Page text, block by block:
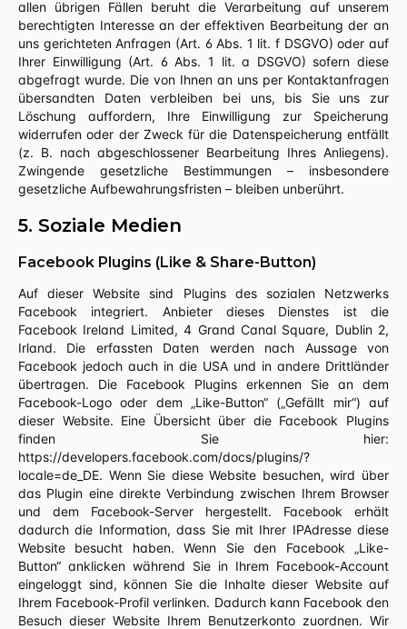
allen übrigen Fällen beruht die Verarbeitung auf unserem
berechtigten Interesse an der effektiven Bearbeitung der an
uns gerichteten Anfragen (Art. 6 Abs. 1 lit. f DSGVO) oder auf
Ihrer Einwilligung (Art. 6 Abs. 1 lit. a DSGVO) sofern diese
abgefragt wurde. Die von Ihnen an uns per Kontaktanfragen
übersandten Daten verbleiben bei uns, bis Sie uns zur
Löschung auffordern, Ihre Einwilligung zur Speicherung
widerrufen oder der Zweck für die Datenspeicherung entfällt
(z. B. nach abgeschlossener Bearbeitung Ihres Anliegens).
Zwingende gesetzliche Bestimmungen – insbesondere
gesetzliche Aufbewahrungsfristen – bleiben unberührt.
5. Soziale Medien
Facebook Plugins (Like & Share-Button)
Auf dieser Website sind Plugins des sozialen Netzwerks
Facebook integriert. Anbieter dieses Dienstes ist die
Facebook Ireland Limited, 4 Grand Canal Square, Dublin 2,
Irland. Die erfassten Daten werden nach Aussage von
Facebook jedoch auch in die USA und in andere Drittländer
übertragen. Die Facebook Plugins erkennen Sie an dem
Facebook-Logo oder dem „Like-Button“ („Gefällt mir“) auf
dieser Website. Eine Übersicht über die Facebook Plugins
finden Sie hier:
https://developers.facebook.com/docs/plugins/?
locale=de_DE. Wenn Sie diese Website besuchen, wird über
das Plugin eine direkte Verbindung zwischen Ihrem Browser
und dem Facebook-Server hergestellt. Facebook erhält
dadurch die Information, dass Sie mit Ihrer IPAdresse diese
Website besucht haben. Wenn Sie den Facebook „Like-
Button“ anklicken während Sie in Ihrem Facebook-Account
eingeloggt sind, können Sie die Inhalte dieser Website auf
Ihrem Facebook-Profil verlinken. Dadurch kann Facebook den
Besuch dieser Website Ihrem Benutzerkonto zuordnen. Wir